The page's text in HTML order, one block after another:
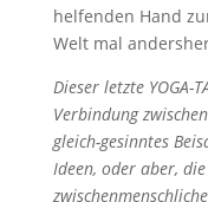
helfenden Hand
Welt mal
Dieser letzte YOGA-
Verbindung
gleich-gesinntes
Ideen, oder aber,